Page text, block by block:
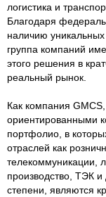
логистика и
Благодаря
наличию уникальных
группа компаний
этого решения в
реальный рынок.
Как компания
ориентированными
портфолио, в
отраслей как
телекоммуникации,
производство, ТЭК
степени, являются